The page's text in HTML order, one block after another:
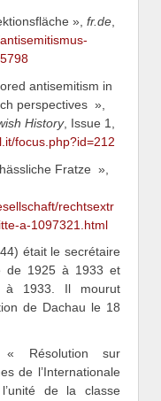
», fr.de
antisemitism in
perspectives »,
History, Issue 1,
focus.php?id=212
Fratze »,
rechtsextr
a-1097321.html
était le secrétaire
de 1925 à 1933 et
à 1933. Il mourut
de Dachau le 18
« Résolution sur
de l’Internationale
de la classe